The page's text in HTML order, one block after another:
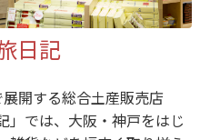
日記
開する総合土産販売店
」では、大阪・神戸をはじ